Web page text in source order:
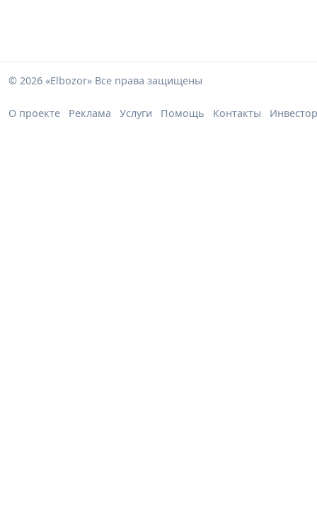
© 2026 «Elbozor» Все права защищены
О проекте Реклама Услуги Помощь Контакты